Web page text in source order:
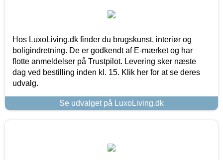
Hos LuxoLiving.dk finder du brugskunst, interiør og
boligindretning. De er godkendt af E-mærket og har
flotte anmeldelser på Trustpilot. Levering sker næste
dag ved bestilling inden kl. 15. Klik her for at se deres
udvalg.
Se udvalget på LuxoLiving.dk